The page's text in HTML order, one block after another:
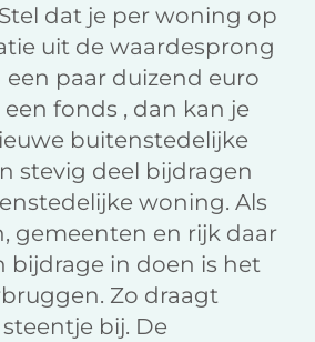
dat je per woning op
uit de waardesprong
paar duizend euro
fonds , dan kan je
buitenstedelijke
stevig deel bijdragen
woning. Als
gemeenten en rijk daar
bijdrage in doen is het
Zo draagt
bij. De